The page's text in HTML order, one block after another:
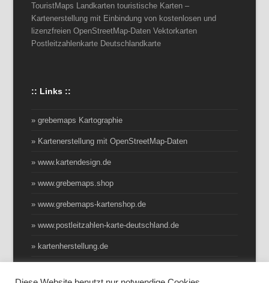
TouristMaps Landkarten touristische Karten –
Kartenerstellung mit Einbindung von kostenlosen und
lizenzfreien OpenStreetMap-Daten Vektorkarten
Postleitzahlenkarte Deutschlandkarte
:: Links ::
» grebemaps Kartographie
» Kartenerstellung mit OpenStreetMap-Daten
» www.kartendesign.de
» www.grebemaps.shop
» www.grebemaps-kartenshop.de
» www.postleitzahlen-karte-deutschland.de
» kartenherstellung.de